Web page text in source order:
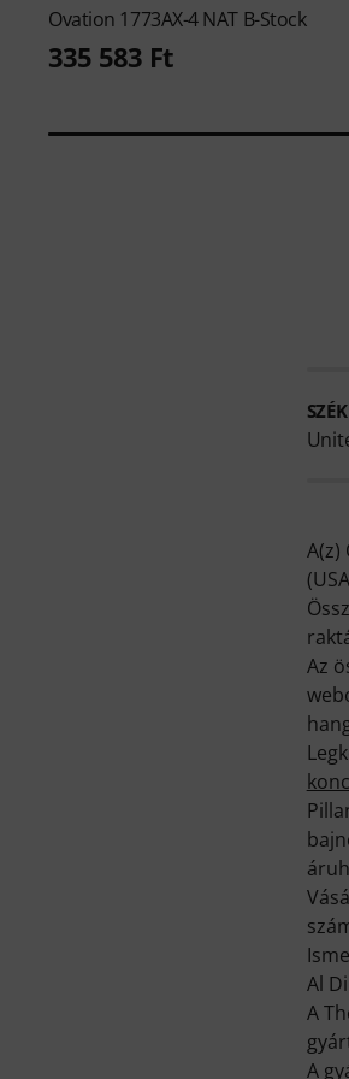
Ovation 1773AX-4 NAT B-Stock
335 583 Ft
A(z)
Az
Al
A
A